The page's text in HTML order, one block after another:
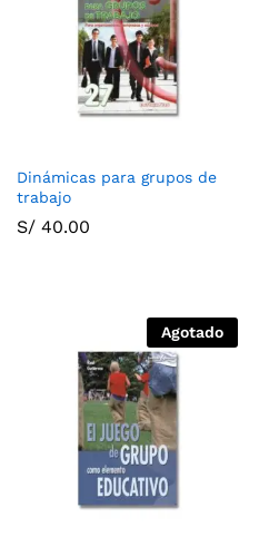
Dinámicas para grupos de
trabajo
S/ 40.00
Agotado